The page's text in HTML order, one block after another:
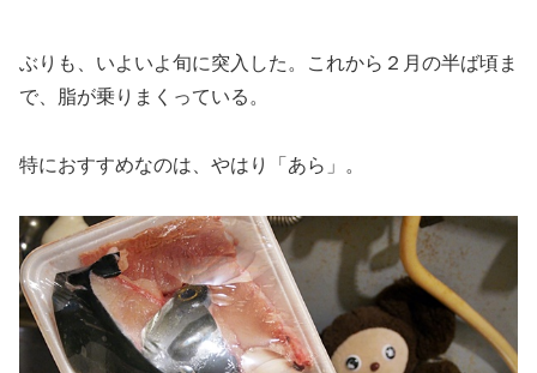
ぶりも、いよいよ旬に突入した。これから２月の半ば頃ま
で、脂が乗りまくっている。
特におすすめなのは、やはり「あら」。